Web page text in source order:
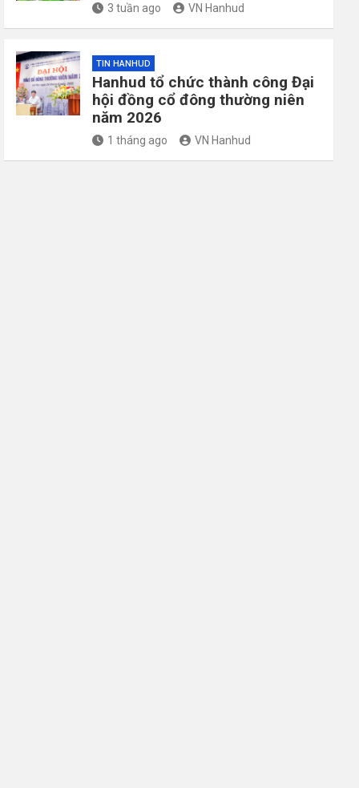
3 tuần ago VN Hanhud
TIN HANHUD
Hanhud tổ chức thành công Đại
hội đồng cổ đông thường niên
năm 2026
1 tháng ago VN Hanhud